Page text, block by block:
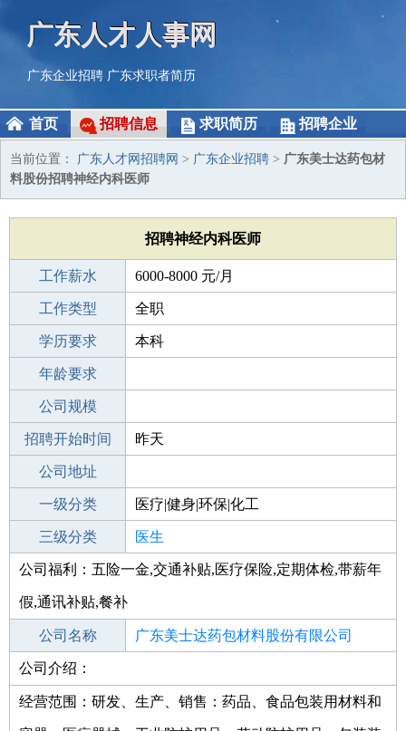
广东人才人事网
广东企业招聘 广东求职者简历
首页 招聘信息 求职简历 招聘企业
当前位置： 广东人才网招聘网 > 广东企业招聘 > 广东美士达药包材
料股份招聘神经内科医师
招聘神经内科医师
工作薪水 6000-8000 元/月
招聘人数 1人
工作类型 全职
性别要求 -
学历要求 本科
工作经验
年龄要求
工作地点
公司规模
公司电话
招聘开始时间 昨天
招聘结束时间
公司地址
一级分类 医疗|健身|环保|化工
二级分类 医疗/护理
三级分类 医生
其他行业 制药/生物工程/医护
公司福利：五险一金,交通补贴,医疗保险,定期体检,带薪年
假,通讯补贴,餐补
公司名称 广东美士达药包材料股份有限公司
公司类型
股)
公司介绍：
经营范围：研发、生产、销售：药品、食品包装用材料和